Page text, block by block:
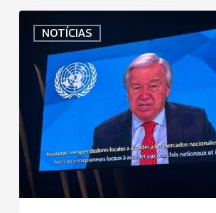
NOTÍCIAS
Uniodonto
Brasil
Participa
da
Abertura
da
ICA
Global